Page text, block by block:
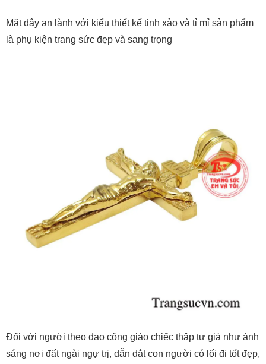
Mặt dây an lành với kiểu thiết kế tinh xảo và tỉ mỉ sản phẩm
là phụ kiện trang sức đẹp và sang trọng
Đối với người theo đạo công giáo chiếc thập tự giá như ánh
sáng nơi đất ngài ngự trị, dẫn dắt con người có lối đi tốt đẹp,